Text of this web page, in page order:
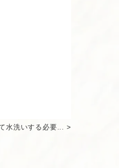
水洗いする必要... >